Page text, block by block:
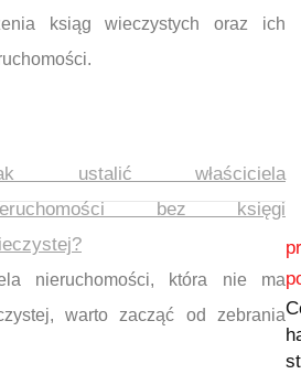
ksiąg wieczystych oraz ich
ustalić właściciela
bez księgi
nieruchomości, która nie ma
warto zacząć od zebrania